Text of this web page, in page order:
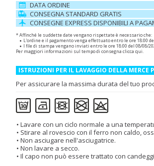
DATA ORDINE
CONSEGNA STANDARD GRATIS
CONSEGNE EXPRESS DISPONIBILI A
* Affinché le suddette date vengano rispettate è necessario che:
L'ordine e il pagamento venga effettuato entro le ore 18:00
I file di stampa vengano inviati entro le ore 18:00 del 08/08/
Per maggiori informazioni sul tempo di consegna clicca qui.
ISTRUZIONI PER IL LAVAGGIO DELLA MERCE
Per assicurare la massima durata del tuo
Lavare con un ciclo normale a una
Stirare al rovescio con il ferro non caldo,
Non asciugare nell'asciugatrice.
Non lavare a secco.
Il capo non può essere trattato con